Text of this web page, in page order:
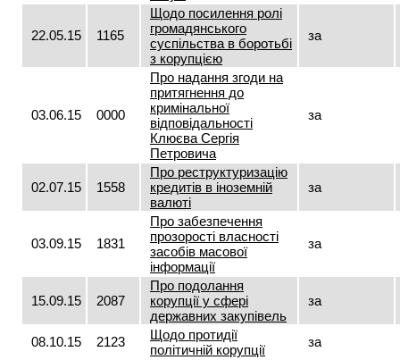
22.05.15 1165
Щодо посилення ролі
громадянського
суспільства в боротьбі
з корупцією
за
03.06.15 0000
Про надання згоди на
притягнення до
кримінальної
відповідальності
Клюєва Сергія
Петровича
за
02.07.15 1558
Про реструктуризацію
кредитів в іноземній
валюті
за
03.09.15 1831
Про забезпечення
прозорості власності
засобів масової
інформації
за
15.09.15 2087
Про подолання
корупції у сфері
державних закупівель
за
08.10.15 2123
Щодо протидії
політичній корупції
за